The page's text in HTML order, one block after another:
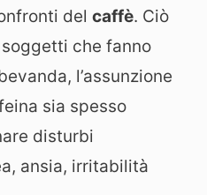
del caffè. Ciò
che fanno
l’assunzione
sia spesso
disturbi
ansia, irritabilità